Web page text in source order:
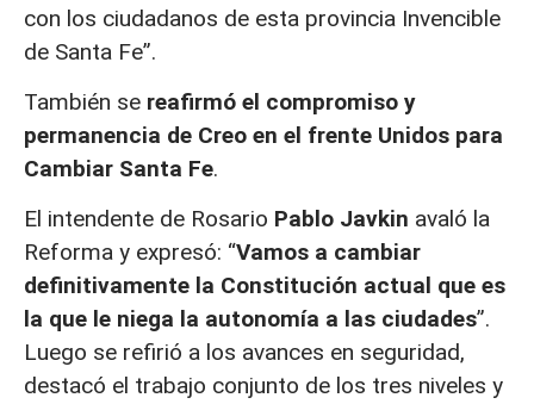
con los ciudadanos de esta provincia Invencible
de Santa Fe”.
También se reafirmó el compromiso y
permanencia de Creo en el frente Unidos para
Cambiar Santa Fe.
El intendente de Rosario Pablo Javkin avaló la
Reforma y expresó: “Vamos a cambiar
definitivamente la Constitución actual que es
la que le niega la autonomía a las ciudades”.
Luego se refirió a los avances en seguridad,
destacó el trabajo conjunto de los tres niveles y